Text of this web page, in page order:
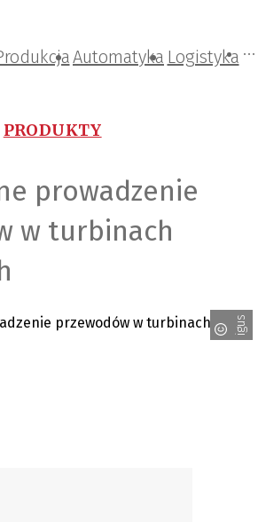
Automatyka Logistyka
i konstrukcje
PRODUKTY
prowadzenie
w turbinach
igus